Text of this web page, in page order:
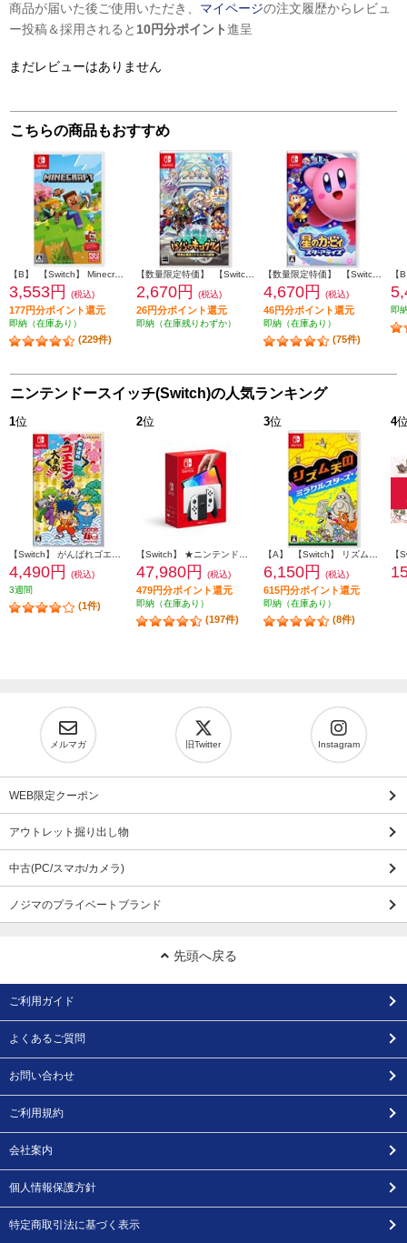
商品が届いた後ご使用いただき、 マイページの注文履歴からレビュ
ー投稿＆採用されると 10円分ポイント進呈
まだレビューはありません
こちらの商品もおすすめ
【B】 【Switch】 Minecraft（マインクラフト）
3,553円 (税込)
177円分ポイント還元
即納（在庫あり）
(229件)
2,670円 (税込)
26円分ポイント還元
即納（在庫残りわずか）
4,670円 (税込)
46円分ポイント還元
即納（在庫あり）
(75件)
即
ニンテンドースイッチ(Switch)の人気ランキング
1位
4,490円
(税込)
3週間
(1件)
2位
47,980円 (税込)
479円分ポイント還元
即納（在庫あり）
(197件)
3位
6,150円 (税込)
615円分ポイント還元
即納（在庫あり）
(8件)
4
メルマガ 旧Twitter Instagram
WEB限定クーポン
アウトレット掘り出し物
中古(PC/スマホ/カメラ)
ノジマのプライベートブランド
先頭へ戻る
ご利用ガイド
よくあるご質問
お問い合わせ
ご利用規約
会社案内
個人情報保護方針
特定商取引法に基づく表示